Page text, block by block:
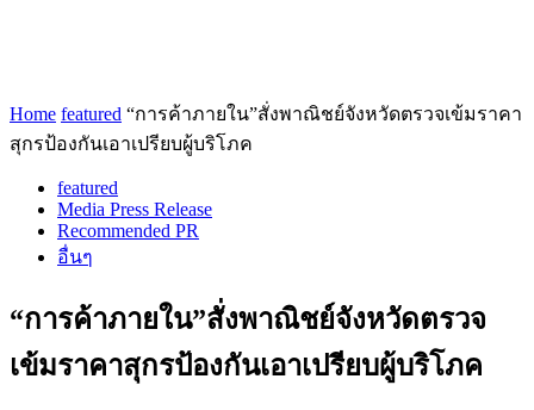
Home featured “การค้าภายใน”สั่งพาณิชย์จังหวัดตรวจเข้มราคา
สุกรป้องกันเอาเปรียบผู้บริโภค
featured
Media Press Release
Recommended PR
อื่นๆ
“การค้าภายใน”สั่งพาณิชย์จังหวัดตรวจ
เข้มราคาสุกรป้องกันเอาเปรียบผู้บริโภค